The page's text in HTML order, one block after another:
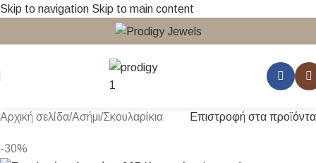
Skip to navigation Skip to main content
Αρχική σελίδα/Ασήμι/Σκουλαρίκια Επιστροφή στα προϊόντα
-30%